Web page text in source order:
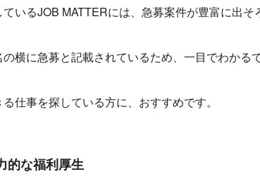
いるJOB MATTERには、急募案件が豊富に出そ
横に急募と記載されているため、一目でわかる
仕事を探している方に、おすすめです。
的な福利厚生